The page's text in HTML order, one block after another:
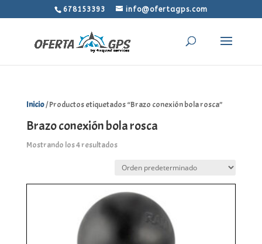
678153393 info@ofertagps.com
Inicio/ Productos etiquetados “Brazo conexión bola rosca”
Brazo conexión bola rosca
Mostrando los 4 resultados